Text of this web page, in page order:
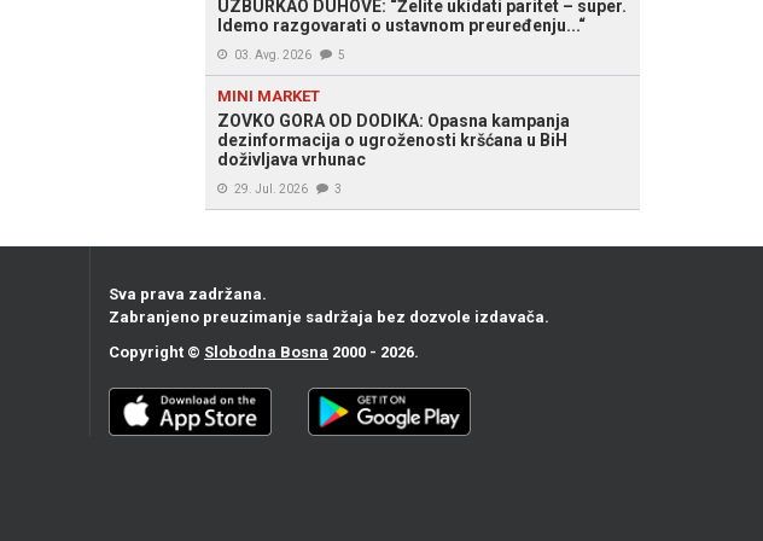
UZBURKAO DUHOVE: “Želite ukidati paritet – super.
Idemo razgovarati o ustavnom preuređenju...“
03. Avg. 2026 5
MINI MARKET
ZOVKO GORA OD DODIKA: Opasna kampanja
dezinformacija o ugroženosti kršćana u BiH
doživljava vrhunac
29. Jul. 2026 3
Sva prava zadržana.
Zabranjeno preuzimanje sadržaja bez dozvole izdavača.
Copyright © Slobodna Bosna 2000 - 2026.